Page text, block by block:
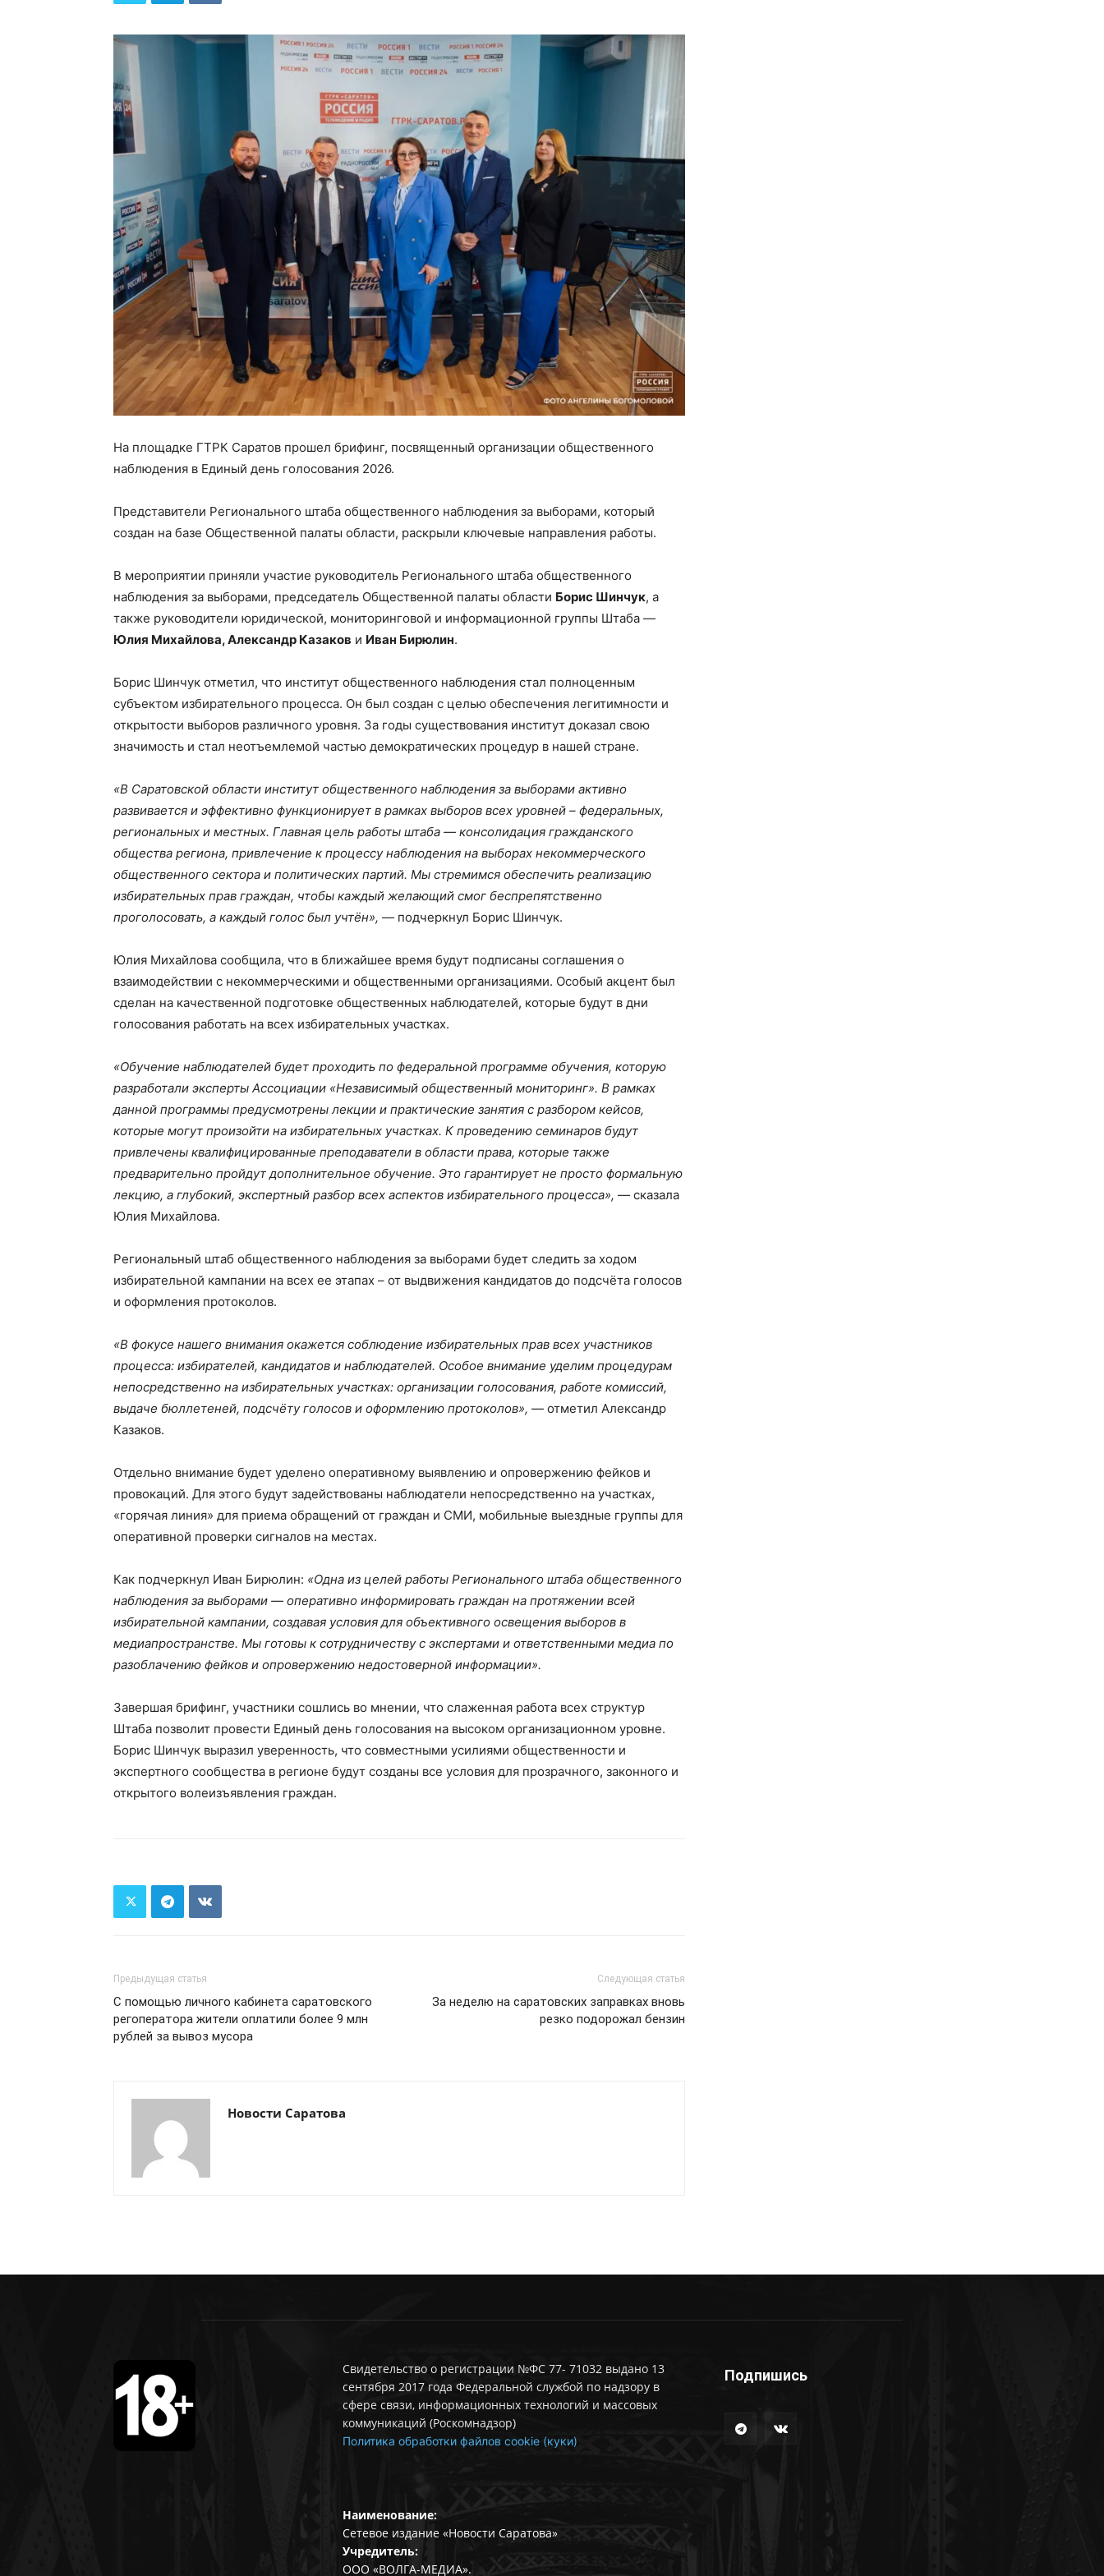
На площадке ГТРК Саратов прошел брифинг, посвященный организации общественного
наблюдения в Единый день голосования 2026.
Представители Регионального штаба общественного наблюдения за выборами, который
создан на базе Общественной палаты области, раскрыли ключевые направления работы.
В мероприятии приняли участие руководитель Регионального штаба общественного
наблюдения за выборами, председатель Общественной палаты области Борис Шинчук, а
также руководители юридической, мониторинговой и информационной группы Штаба —
Юлия Михайлова, Александр Казаков и Иван Бирюлин.
Борис Шинчук отметил, что институт общественного наблюдения стал полноценным
субъектом избирательного процесса. Он был создан с целью обеспечения легитимности и
открытости выборов различного уровня. За годы существования институт доказал свою
значимость и стал неотъемлемой частью демократических процедур в нашей стране.
«В Саратовской области институт общественного наблюдения за выборами активно
развивается и эффективно функционирует в рамках выборов всех уровней – федеральных,
региональных и местных. Главная цель работы штаба — консолидация гражданского
общества региона, привлечение к процессу наблюдения на выборах некоммерческого
общественного сектора и политических партий. Мы стремимся обеспечить реализацию
избирательных прав граждан, чтобы каждый желающий смог беспрепятственно
проголосовать, а каждый голос был учтён», — подчеркнул Борис Шинчук.
Юлия Михайлова сообщила, что в ближайшее время будут подписаны соглашения о
взаимодействии с некоммерческими и общественными организациями. Особый акцент был
сделан на качественной подготовке общественных наблюдателей, которые будут в дни
голосования работать на всех избирательных участках.
«Обучение наблюдателей будет проходить по федеральной программе обучения, которую
разработали эксперты Ассоциации «Независимый общественный мониторинг». В рамках
данной программы предусмотрены лекции и практические занятия с разбором кейсов,
которые могут произойти на избирательных участках. К проведению семинаров будут
привлечены квалифицированные преподаватели в области права, которые также
предварительно пройдут дополнительное обучение. Это гарантирует не просто формальную
лекцию, а глубокий, экспертный разбор всех аспектов избирательного процесса», — сказала
Юлия Михайлова.
Региональный штаб общественного наблюдения за выборами будет следить за ходом
избирательной кампании на всех ее этапах – от выдвижения кандидатов до подсчёта голосов
и оформления протоколов.
«В фокусе нашего внимания окажется соблюдение избирательных прав всех участников
процесса: избирателей, кандидатов и наблюдателей. Особое внимание уделим процедурам
непосредственно на избирательных участках: организации голосования, работе комиссий,
выдаче бюллетеней, подсчёту голосов и оформлению протоколов», — отметил Александр
Казаков.
Отдельно внимание будет уделено оперативному выявлению и опровержению фейков и
провокаций. Для этого будут задействованы наблюдатели непосредственно на участках,
«горячая линия» для приема обращений от граждан и СМИ, мобильные выездные группы для
оперативной проверки сигналов на местах.
Как подчеркнул Иван Бирюлин: «Одна из целей работы Регионального штаба общественного
наблюдения за выборами — оперативно информировать граждан на протяжении всей
избирательной кампании, создавая условия для объективного освещения выборов в
медиапространстве. Мы готовы к сотрудничеству с экспертами и ответственными медиа по
разоблачению фейков и опровержению недостоверной информации».
Завершая брифинг, участники сошлись во мнении, что слаженная работа всех структур
Штаба позволит провести Единый день голосования на высоком организационном уровне.
Борис Шинчук выразил уверенность, что совместными усилиями общественности и
экспертного сообщества в регионе будут созданы все условия для прозрачного, законного и
открытого волеизъявления граждан.
Предыдущая статья
С помощью личного кабинета саратовского
регоператора жители оплатили более 9 млн
рублей за вывоз мусора
Следующая статья
За неделю на саратовских заправках вновь
резко подорожал бензин
Новости Саратова
Свидетельство о регистрации №ФС 77- 71032 выдано 13
сентября 2017 года Федеральной службой по надзору в
сфере связи, информационных технологий и массовых
коммуникаций (Роскомнадзор)
Политика обработки файлов cookie (куки)
Наименование:
Сетевое издание «Новости Саратова»
Учредитель:
ООО «ВОЛГА-МЕДИА».
Подпишись